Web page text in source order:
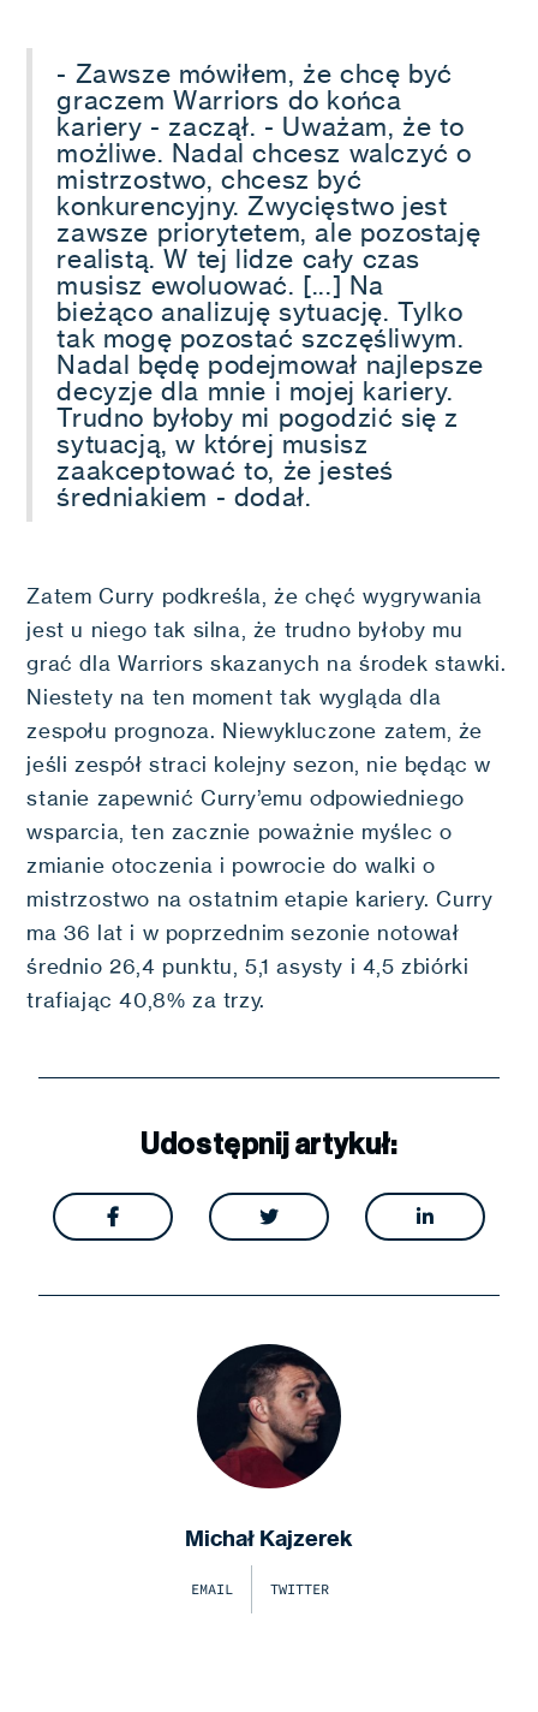
- Zawsze mówiłem, że chcę być
graczem Warriors do końca
kariery - zaczął. - Uważam, że to
możliwe. Nadal chcesz walczyć o
mistrzostwo, chcesz być
konkurencyjny. Zwycięstwo jest
zawsze priorytetem, ale pozostaję
realistą. W tej lidze cały czas
musisz ewoluować. [...] Na
bieżąco analizuję sytuację. Tylko
tak mogę pozostać szczęśliwym.
Nadal będę podejmował najlepsze
decyzje dla mnie i mojej kariery.
Trudno byłoby mi pogodzić się z
sytuacją, w której musisz
zaakceptować to, że jesteś
średniakiem - dodał.
Zatem Curry podkreśla, że chęć wygrywania
jest u niego tak silna, że trudno byłoby mu
grać dla Warriors skazanych na środek stawki.
Niestety na ten moment tak wygląda dla
zespołu prognoza. Niewykluczone zatem, że
jeśli zespół straci kolejny sezon, nie będąc w
stanie zapewnić Curry’emu odpowiedniego
wsparcia, ten zacznie poważnie myślec o
zmianie otoczenia i powrocie do walki o
mistrzostwo na ostatnim etapie kariery. Curry
ma 36 lat i w poprzednim sezonie notował
średnio 26,4 punktu, 5,1 asysty i 4,5 zbiórki
trafiając 40,8% za trzy.
Udostępnij artykuł:
  
Michał Kajzerek
EMAIL TWITTER